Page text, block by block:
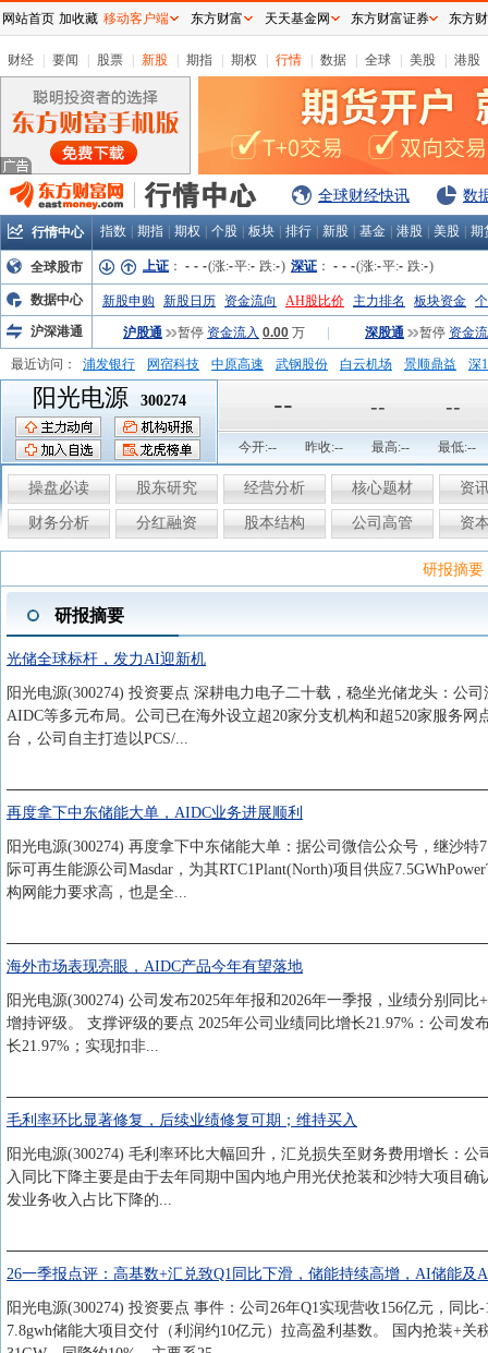
财经 要闻 股票 新股 期指 期权 行情 数据 全球 美股 港股
全球财经快讯 数
行情中心 指数 期指 期权 个股 板块 排行 新股 基金 港股 美股 期
全球股市 上证 ： - - -(涨:-平:- 跌:-) 深证 ： - - -(涨:-平:- 跌:-)
数据中心 新股申购 新股日历 资金流向 AH股比价 主力排名 板块资金
沪深港通
沪股通 暂停 资金流入 0.00 万 深股通 暂停 资金
最近访问： 浦发银行 网宿科技 中原高速 武钢股份 白云机场 景顺鼎益
深
弘业股份
富临运业
阳光电源 300274 -- -- --
今开:-- 昨收:-- 最高:-- 最低:--
操盘必读 股东研究 经营分析 核心题材 资
财务分析 分红融资 股本结构 公司高管 资
研报摘要
研报摘要
光储全球标杆，发力AI迎新机
阳光电源(300274) 投资要点 深耕电力电子二十载，稳坐光储龙头：公
AIDC等多元布局。公司已在海外设立超20家分支机构和超520家服务
台，公司自主打造以PCS/...
再度拿下中东储能大单，AIDC业务进展顺利
阳光电源(300274) 再度拿下中东储能大单：据公司微信公众号，继沙
际可再生能源公司Masdar，为其RTC1Plant(North)项目供应
构网能力要求高，也是全...
海外市场表现亮眼，AIDC产品今年有望落地
阳光电源(300274) 公司发布2025年年报和2026年一季报，业绩分别同
增持评级。 支撑评级的要点 2025年公司业绩同比增长21.97%：公司发
长21.97%；实现扣非...
毛利率环比显著修复，后续业绩修复可期；维持买入
阳光电源(300274) 毛利率环比大幅回升，汇兑损失至财务费用增长：
入同比下降主要是由于去年同期中国内地户用光伏抢装和沙特大项目
发业务收入占比下降的...
26一季报点评：高基数+汇兑致Q1同比下滑，储能持续高增，AI储能及
阳光电源(300274) 投资要点 事件：公司26年Q1实现营收156亿元，同
7.8gwh储能大项目交付（利润约10亿元）拉高盈利基数。 国内抢装+
网站首页 加收藏 移动客户端 东方财富 天天基金网 东方财富证券 东方